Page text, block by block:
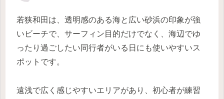
若狭和田は、透明感のある海と広い砂浜の印象が強
いビーチで、サーフィン目的だけでなく、海辺でゆ
ったり過ごしたい同行者がいる日にも使いやすいス
ポットです。
遠浅で広く感じやすいエリアがあり、初心者が練習